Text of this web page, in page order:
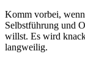
Komm vorbei,
Selbstführung und
willst. Es wird
langweilig.